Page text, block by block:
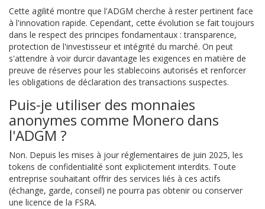
Cette agilité montre que l'ADGM cherche à rester pertinent face
à l'innovation rapide. Cependant, cette évolution se fait toujours
dans le respect des principes fondamentaux : transparence,
protection de l'investisseur et intégrité du marché. On peut
s'attendre à voir durcir davantage les exigences en matière de
preuve de réserves pour les stablecoins autorisés et renforcer
les obligations de déclaration des transactions suspectes.
Puis-je utiliser des monnaies
anonymes comme Monero dans
l'ADGM ?
Non. Depuis les mises à jour réglementaires de juin 2025, les
tokens de confidentialité sont explicitement interdits. Toute
entreprise souhaitant offrir des services liés à ces actifs
(échange, garde, conseil) ne pourra pas obtenir ou conserver
une licence de la FSRA.